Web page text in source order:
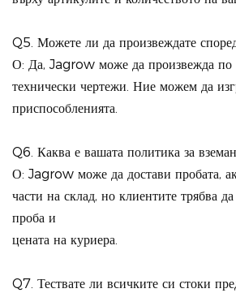
Q5. Можете ли да произвеждате
О: Да, Jagrow може да произвежда по
технически чертежи. Ние можем да
приспособленията.
Q6. Каква е вашата политика за
О: Jagrow може да достави пробата,
части на склад, но клиентите трябва да
проба и
цената на куриера.
Q7. Тествате ли всичките си стоки